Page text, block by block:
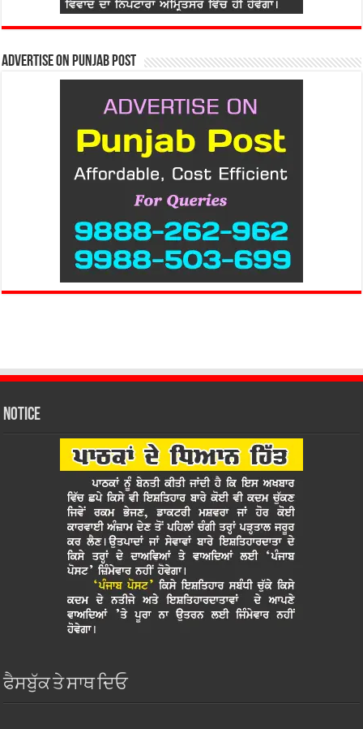
Advertise on Punjab Post
Notice
ਫੈਸਬੁੱਕ ਤੇ ਸਾਥ ਦਿਓ